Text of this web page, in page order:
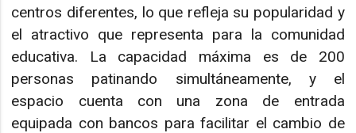
centros diferentes, lo que refleja su popularidad y
el atractivo que representa para la comunidad
educativa. La capacidad máxima es de 200
personas patinando simultáneamente, y el
espacio cuenta con una zona de entrada
equipada con bancos para facilitar el cambio de